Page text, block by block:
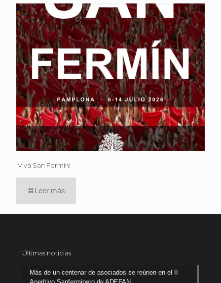
¡Viva San Fermín!
Leer más
Últimas noticias
Más de un centenar de asociados se reúnen en el II